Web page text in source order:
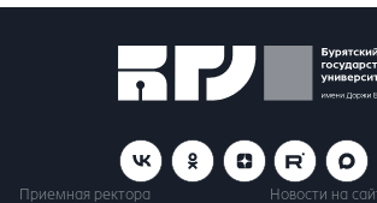
Приемная ректора
Новости на